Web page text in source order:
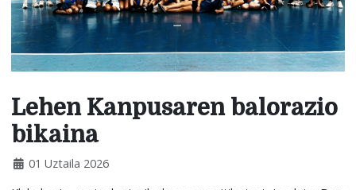
Lehen Kanpusaren balorazio
bikaina
01 Uztaila 2026